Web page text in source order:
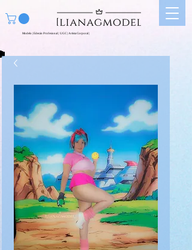
Modelo | Edecán Profesional | UGC | Artista Corporal |